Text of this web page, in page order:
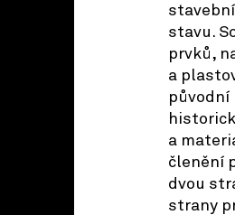
stavu.
prvků,
a
původní
a
členění
dvou
strany